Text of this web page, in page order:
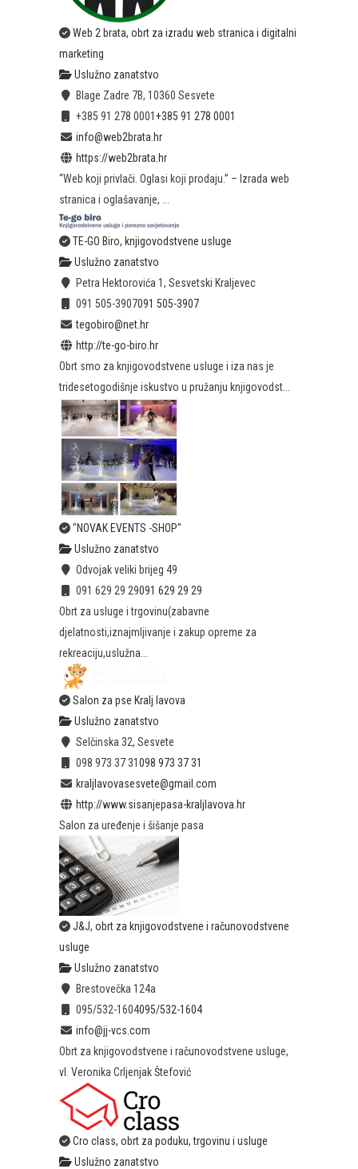
Web 2 brata, obrt za izradu web stranica i digitalni
marketing
Uslužno zanatstvo
Blage Zadre 7B, 10360 Sesvete
+385 91 278 0001+385 91 278 0001
info@web2brata.hr
https://web2brata.hr
“Web koji privlači. Oglasi koji prodaju.” – Izrada web
stranica i oglašavanje, ...
TE-GO Biro, knjigovodstvene usluge
Uslužno zanatstvo
Petra Hektorovića 1, Sesvetski Kraljevec
091 505-3907091 505-3907
tegobiro@net.hr
http://te-go-biro.hr
Obrt smo za knjigovodstvene usluge i iza nas je
tridesetogodišnje iskustvo u pružanju knjigovodst...
"NOVAK EVENTS -SHOP"
Uslužno zanatstvo
Odvojak veliki brijeg 49
091 629 29 29091 629 29 29
Obrt za usluge i trgovinu(zabavne
djelatnosti,iznajmljivanje i zakup opreme za
rekreaciju,uslužna...
Salon za pse Kralj lavova
Uslužno zanatstvo
Selčinska 32, Sesvete
098 973 37 31098 973 37 31
kraljlavovasesvete@gmail.com
http://www.sisanjepasa-kraljlavova.hr
Salon za uređenje i šišanje pasa
J&J, obrt za knjigovodstvene i računovodstvene
usluge
Uslužno zanatstvo
Brestovečka 124a
095/532-1604095/532-1604
info@jj-vcs.com
Obrt za knjigovodstvene i računovodstvene usluge,
vl. Veronika Crljenjak Štefović
Cro class, obrt za poduku, trgovinu i usluge
Uslužno zanatstvo